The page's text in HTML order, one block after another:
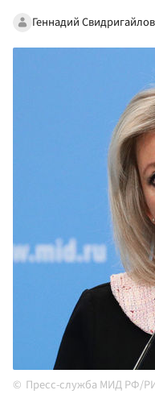
Геннадий Свидригайлов
Пресс-служба МИД РФ/